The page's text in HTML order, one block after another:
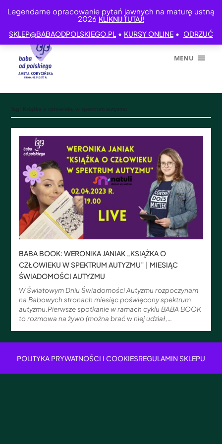
Legendarne opracowanie pytań jawnych na maturę ustną
2026 KLIKNIJ TUTAJ!
SKLEP@BABAODPOLSKIEGO.PL • KURSY ONLINE • ODRZUĆ
MENU
BABA BOOK: WERONIKA JANIAK „KSIĄŻKA O
CZŁOWIEKU W SPEKTRUM AUTYZMU” | MIESIĄC
ŚWIADOMOŚCI AUTYZMU
W Światowym Dniu Świadomości Autyzmu rozpoczynam
na Babowych stronach miesiąc poświęcony spektrum
autyzmu.Pierwsze spotkanie w ramach cyklu BABA BOOK
to rozmowa na żywo (można brać w niej udział,…
POLITYKA PRYWATNOŚCI I COOKIESREGULAMIN SKLEPU